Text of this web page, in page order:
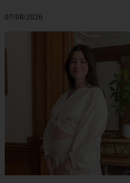
07/08/2026